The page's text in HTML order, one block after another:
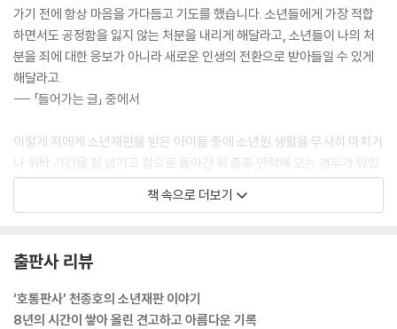
가기 전에 항상 마음을 가다듬고 기도를 했습니다. 소년들에게 가장 적합
하면서도 공정함을 잃지 않는 처분을 내리게 해달라고, 소년들이 나의 처
분을 죄에 대한 응보가 아니라 새로운 인생의 전환으로 받아들일 수 있게
해달라고.
--- 「들어가는 글」 중에서
이렇게 저에게 소년재판을 받은 아이들 중에 소년원 생활을 무사히 마치거
나 위탁 기간을 잘 넘기고 집으로 돌아간 뒤 종종 연락해 오는 경우가 있었
습니다. 갑자기 아파 죽겠는데 아무도 챙겨 줄 사람이 없다고 울면서 전화
를 하거나, 부모님이 이혼소송을 하려고 하는데 어떻게 하느냐고 묻거나,
지르고 있지 않다는 것을 의미하기에 성가시기는커녕 늘 반갑고 고마울 뿐
입니다.
--- 「소년이 여기 있다」 중에서
책 속으로 더보기
출판사 리뷰
‘호통판사’ 천종호의 소년재판 이야기
8년의 시간이 쌓아 올린 견고하고 아름다운 기록